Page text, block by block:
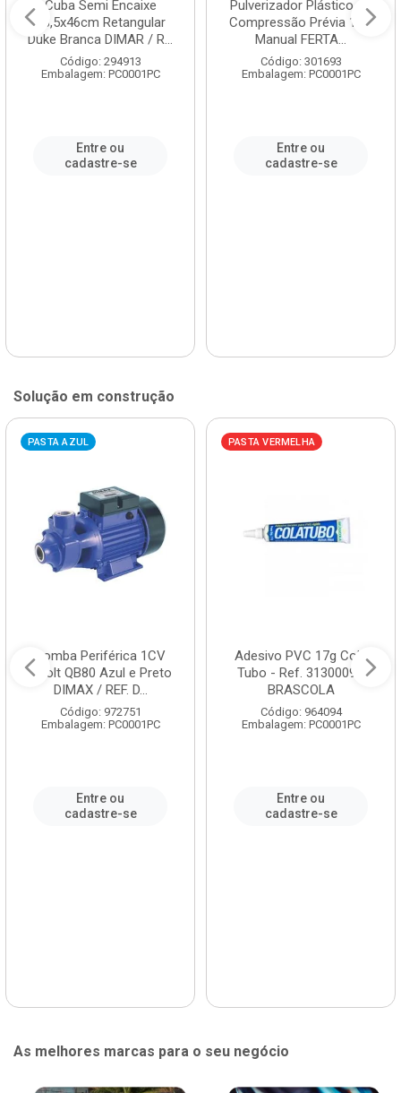
Cuba Semi Encaixe
58,5x46cm Retangular
Duke Branca DIMAR / R...
Código: 294913
Embalagem: PC0001PC
Entre ou
cadastre-se
Pulverizador Plástico de
Compressão Prévia 1,5L
Manual FERTA...
Código: 301693
Embalagem: PC0001PC
Entre ou
cadastre-se
Solução em construção
PASTA AZUL
Bomba Periférica 1CV
Bivolt QB80 Azul e Preto
DIMAX / REF. D...
Código: 972751
Embalagem: PC0001PC
Entre ou
cadastre-se
PASTA VERMELHA
Adesivo PVC 17g Cola
Tubo - Ref. 3130009 -
BRASCOLA
Código: 964094
Embalagem: PC0001PC
Entre ou
cadastre-se
As melhores marcas para o seu negócio